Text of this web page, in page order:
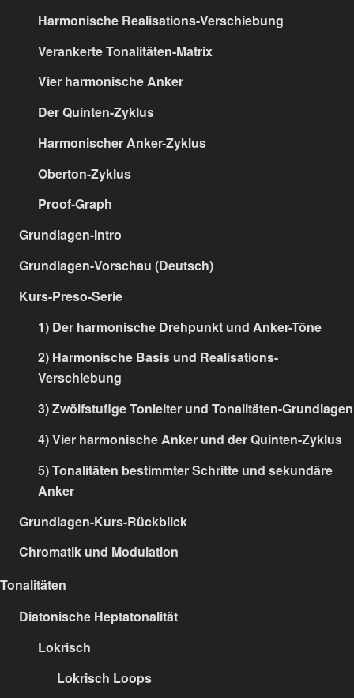
Harmonische Realisations-Verschiebung
Verankerte Tonalitäten-Matrix
Vier harmonische Anker
Der Quinten-Zyklus
Harmonischer Anker-Zyklus
Oberton-Zyklus
Proof-Graph
Grundlagen-Intro
Grundlagen-Vorschau (Deutsch)
Kurs-Preso-Serie
1) Der harmonische Drehpunkt und Anker-Töne
2) Harmonische Basis und Realisations-
Verschiebung
3) Zwölfstufige Tonleiter und Tonalitäten-Grundlagen
4) Vier harmonische Anker und der Quinten-Zyklus
5) Tonalitäten bestimmter Schritte und sekundäre
Anker
Grundlagen-Kurs-Rückblick
Chromatik und Modulation
Tonalitäten
Diatonische Heptatonalität
Lokrisch
Lokrisch Loops